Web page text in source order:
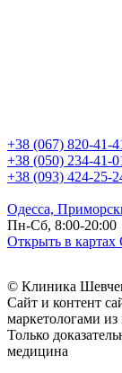
+38 (067) 820-41-
+38 (050) 234-41-
+38 (093) 424-25-
Одесса,
Пн-Сб, 8:00-20:00
Открыть в картах
© Клиника
Сайт и контент
маркетологами
Только
медицина